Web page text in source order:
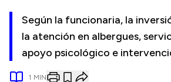
Según la funcionaria, la
la atención en albergues,
apoyo psicológico e
1 MIN